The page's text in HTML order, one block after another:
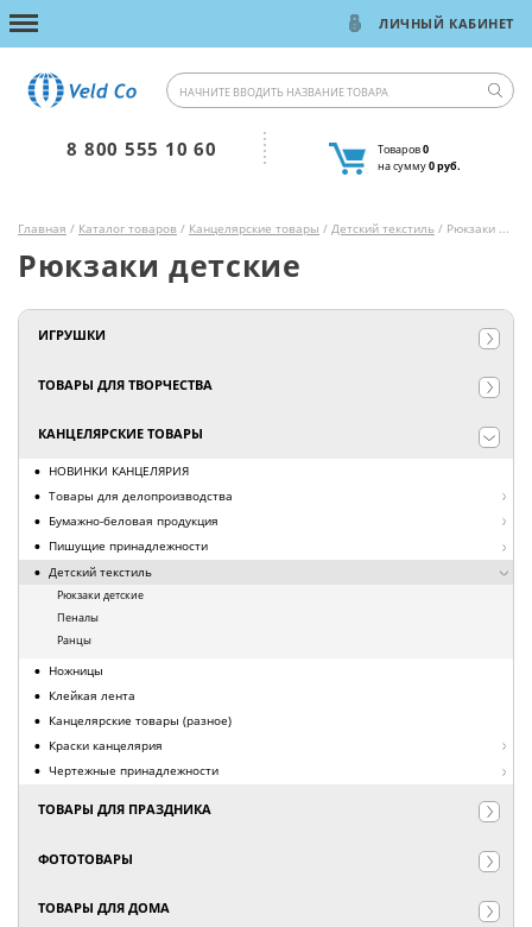
ЛИЧНЫЙ КАБИНЕТ
8 800 555 10 60 Товаров0
на сумму0 руб.
Главная / Каталог товаров / Канцелярские товары / Детский текстиль / Рюкзаки детские
Рюкзаки детские
ИГРУШКИ
ТОВАРЫ ДЛЯ ТВОРЧЕСТВА
КАНЦЕЛЯРСКИЕ ТОВАРЫ
НОВИНКИ КАНЦЕЛЯРИЯ
Товары для делопроизводства
Бумажно-беловая продукция
Пишущие принадлежности
Детский текстиль
Рюкзаки детские
Пеналы
Ранцы
Ножницы
Клейкая лента
Канцелярские товары (разное)
Краски канцелярия
Чертежные принадлежности
ТОВАРЫ ДЛЯ ПРАЗДНИКА
ФОТОТОВАРЫ
ТОВАРЫ ДЛЯ ДОМА